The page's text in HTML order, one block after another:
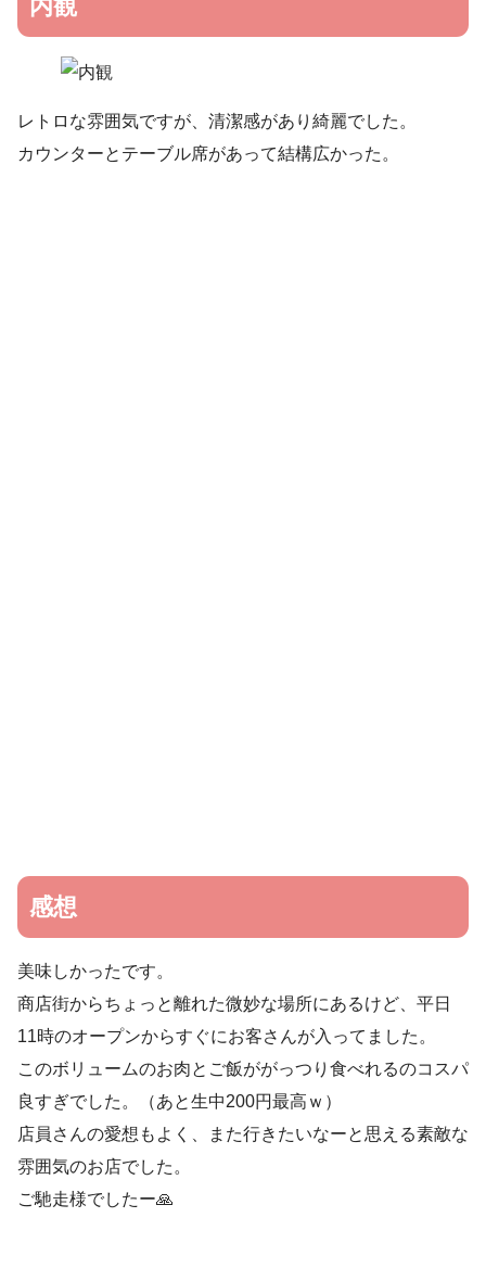
内観
レトロな雰囲気ですが、清潔感があり綺麗でした。
カウンターとテーブル席があって結構広かった。
感想
美味しかったです。
商店街からちょっと離れた微妙な場所にあるけど、平日
11時のオープンからすぐにお客さんが入ってました。
このボリュームのお肉とご飯ががっつり食べれるのコスパ
良すぎでした。（あと生中200円最高ｗ）
店員さんの愛想もよく、また行きたいなーと思える素敵な
雰囲気のお店でした。
ご馳走様でしたー🙏